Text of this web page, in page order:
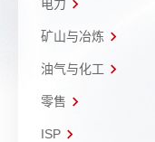
电力
矿山与冶炼
油气与化工
零售
ISP